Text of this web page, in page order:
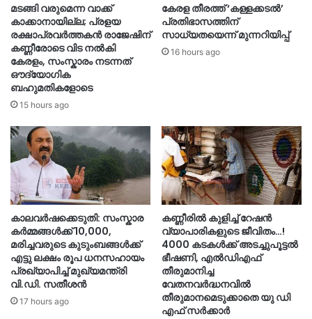
മടങ്ങി വരുമെന്ന വാക്ക്
കാക്കാനായില്ല; പ്രളയ
രക്ഷാപ്രവർത്തകൻ രാജേഷിന്
കണ്ണീരോടെ വിട നൽകി
കേരളം, സംസ്കാരം നടന്നത്
ഔദ്യോ​ഗിക
ബഹുമതികളോടെ
15 hours ago
കേരള തീരത്ത് ‘കള്ളക്കടൽ’
പ്രതിഭാസത്തിന്
സാധ്യതയെന്ന് മുന്നറിയിപ്പ്
16 hours ago
കാലവർഷക്കെടുതി: സംസ്കാര
കർമ്മങ്ങൾക്ക് 10,000,
മരിച്ചവരുടെ കുടുംബങ്ങൾക്ക്
എട്ടു ലക്ഷം രൂപ ധനസഹായം
പ്രഖ്യാപിച്ച് മുഖ്യമന്ത്രി
വി.ഡി. സതീശൻ
17 hours ago
കണ്ണീരിൽ കുളിച്ച് റേഷൻ
വ്യാപാരികളുടെ ജീവിതം…!
4000 കടകൾക്ക് അടച്ചുപൂട്ടൽ
ഭീഷണി, എൽഡിഎഫ്
തീരുമാനിച്ച
വേതനവർദ്ധനവിൽ
തീരുമാനമെടുക്കാതെ യു ഡി
എഫ് സർക്കാർ